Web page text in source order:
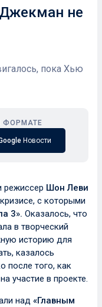
не
ФОРМАТЕ
Новости
режиссер Шон Леви
с которыми
3». Оказалось, что
в творческий
историю для
казалось
после того, как
участие в проекте.
над «Главным